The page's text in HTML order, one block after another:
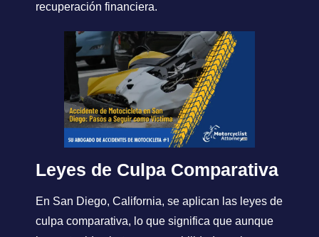
recuperación financiera.
Leyes de Culpa Comparativa
En San Diego, California, se aplican las leyes de
culpa comparativa, lo que significa que aunque